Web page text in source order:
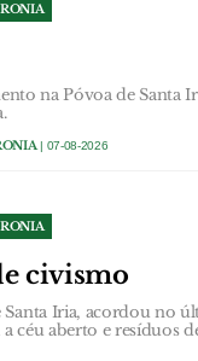
na Póvoa de Santa
| 07-08-2026
civismo
Santa Iria, acordou no
céu aberto e resíduos